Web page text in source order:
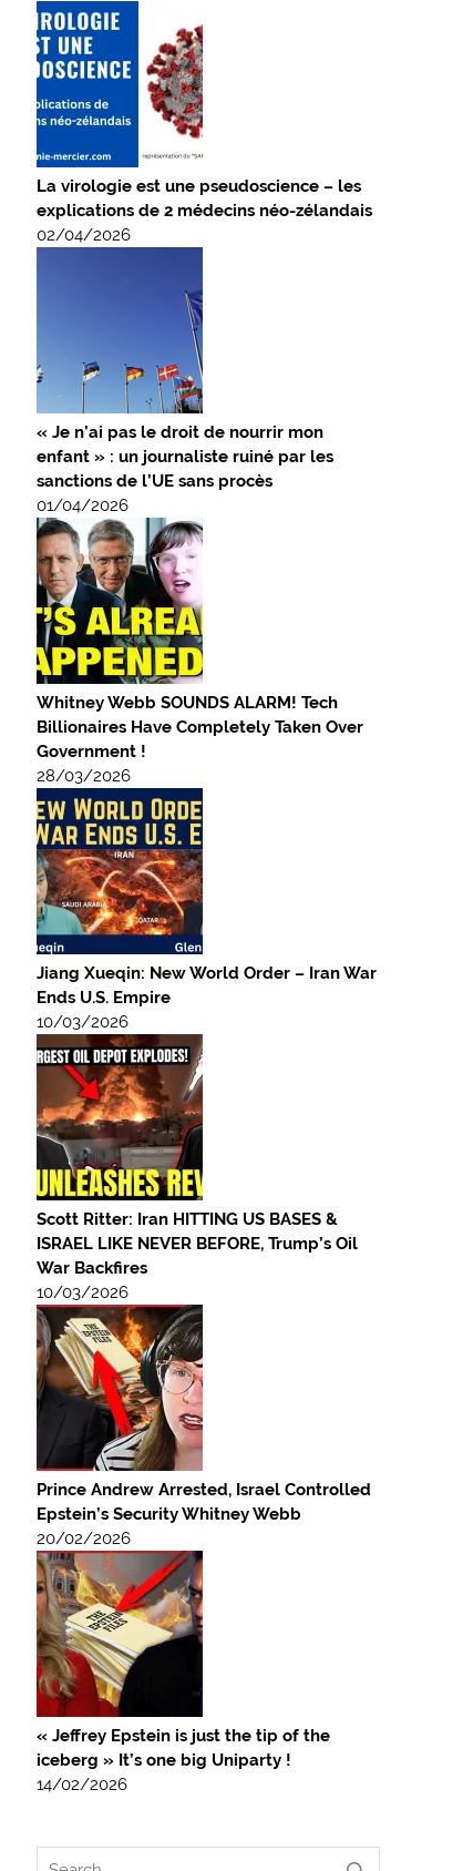
La virologie est une pseudoscience – les
explications de 2 médecins néo-zélandais
02/04/2026
« Je n’ai pas le droit de nourrir mon
enfant » : un journaliste ruiné par les
sanctions de l’UE sans procès
01/04/2026
Whitney Webb SOUNDS ALARM! Tech
Billionaires Have Completely Taken Over
Government !
28/03/2026
Jiang Xueqin: New World Order – Iran War
Ends U.S. Empire
10/03/2026
Scott Ritter: Iran HITTING US BASES &
ISRAEL LIKE NEVER BEFORE, Trump’s Oil
War Backfires
10/03/2026
Prince Andrew Arrested, Israel Controlled
Epstein’s Security Whitney Webb
20/02/2026
« Jeffrey Epstein is just the tip of the
iceberg » It’s one big Uniparty !
14/02/2026